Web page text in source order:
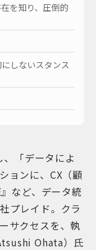
を知り、圧倒的
しないスタンス
「データによ
ョンに、CX（顧
など、データ統
プレイド。クラ
サクセスを、執
Ohata）氏